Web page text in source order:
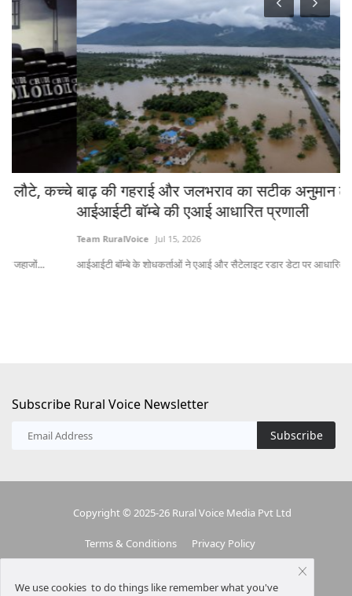
बाढ़ की गहराई और जलभराव का सटीक अनुमान लगाएगी
आईआईटी बॉम्बे की एआई आधारित प्रणाली
Team RuralVoice Jul 15, 2026
आईआईटी बॉम्बे के शोधकर्ताओं ने एआई और सैटेलाइट रडार डेटा पर आधारित एक उन्नत बाढ़...
Subscribe Rural Voice Newsletter
Subscribe
Copyright © 2025-26 Rural Voice Media Pvt Ltd
Terms & Conditions Privacy Policy
We use cookies to do things like remember what you've